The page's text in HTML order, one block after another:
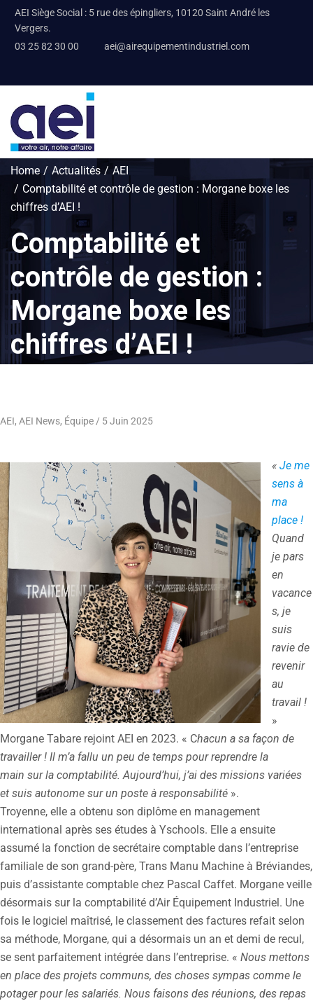
AEI Siège Social : 5 rue des épingliers, 10120 Saint André les
Vergers.
03 25 82 30 00
aei@airequipementindustriel.com
Home Actualités
AEI
Comptabilité et contrôle de gestion : Morgane boxe les
chiffres d’AEI !
Comptabilité et
contrôle de gestion :
Morgane boxe les
chiffres d’AEI !
AEI, AEI News, Équipe 5 Juin 2025
« Je me
sens à
ma
place !
Quand
je pars
en
vacance
s, je
suis
ravie de
revenir
au
travail !
»
Morgane Tabare rejoint AEI en 2023. « Chacun a sa façon de
travailler ! Il m’a fallu un peu de temps pour reprendre la
main sur la comptabilité. Aujourd’hui, j’ai des missions variées
et suis autonome sur un poste à responsabilité ».
Troyenne, elle a obtenu son diplôme en management
international après ses études à Yschools. Elle a ensuite
assumé la fonction de secrétaire comptable dans l’entreprise
familiale de son grand-père, Trans Manu Machine à Bréviandes,
puis d’assistante comptable chez Pascal Caffet. Morgane veille
désormais sur la comptabilité d’Air Équipement Industriel. Une
fois le logiciel maîtrisé, le classement des factures refait selon
sa méthode, Morgane, qui a désormais un an et demi de recul,
se sent parfaitement intégrée dans l’entreprise. « Nous mettons
en place des projets communs, des choses sympas comme le
potager pour les salariés. Nous faisons des réunions, des repas